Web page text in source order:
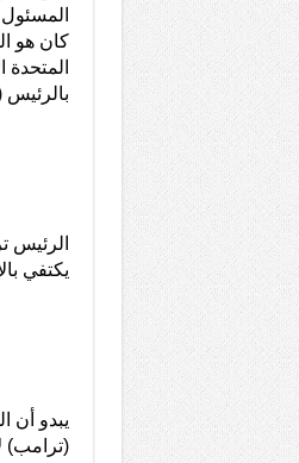
كان هو
الرئيس
يكتفي
يبدو أن
(ترامب)